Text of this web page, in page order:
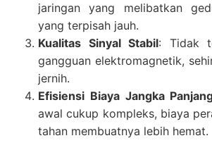
jaringan yang melibatkan
yang terpisah jauh.
Kualitas Sinyal Stabil: Tidak
gangguan elektromagnetik,
jernih.
Efisiensi Biaya Jangka
awal cukup kompleks, biaya
tahan membuatnya lebih hemat.